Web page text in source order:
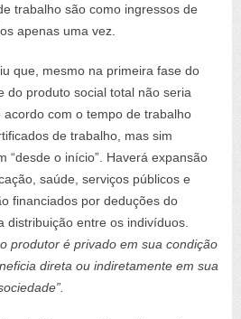
trabalho são como ingressos de
apenas uma vez.
que, mesmo na primeira fase do
do produto social total não seria
com o tempo de trabalho
de trabalho, mas sim
“desde o início”. Haverá expansão
saúde, serviços públicos e
financiados por deduções do
distribuição entre os indivíduos.
produtor é privado em sua condição
direta ou indiretamente em sua